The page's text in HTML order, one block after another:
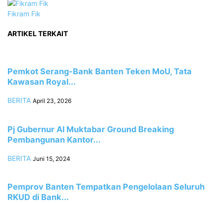
Fikram Fik
ARTIKEL TERKAIT
Pemkot Serang-Bank Banten Teken MoU, Tata
Kawasan Royal...
BERITA April 23, 2026
Pj Gubernur Al Muktabar Ground Breaking
Pembangunan Kantor...
BERITA Juni 15, 2024
Pemprov Banten Tempatkan Pengelolaan Seluruh
RKUD di Bank...